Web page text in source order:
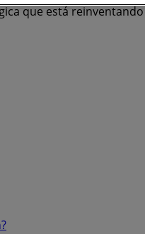
que está